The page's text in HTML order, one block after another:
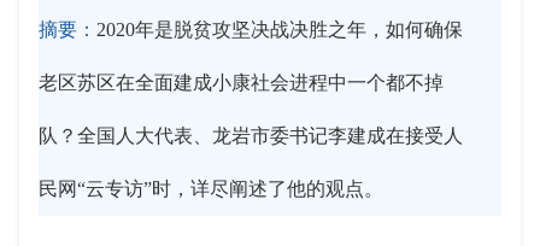
摘要： 2020年是脱贫攻坚决战决胜之年，如何确保
老区苏区在全面建成小康社会进程中一个都不掉
队？全国人大代表、龙岩市委书记李建成在接受人
民网“云专访”时，详尽阐述了他的观点。